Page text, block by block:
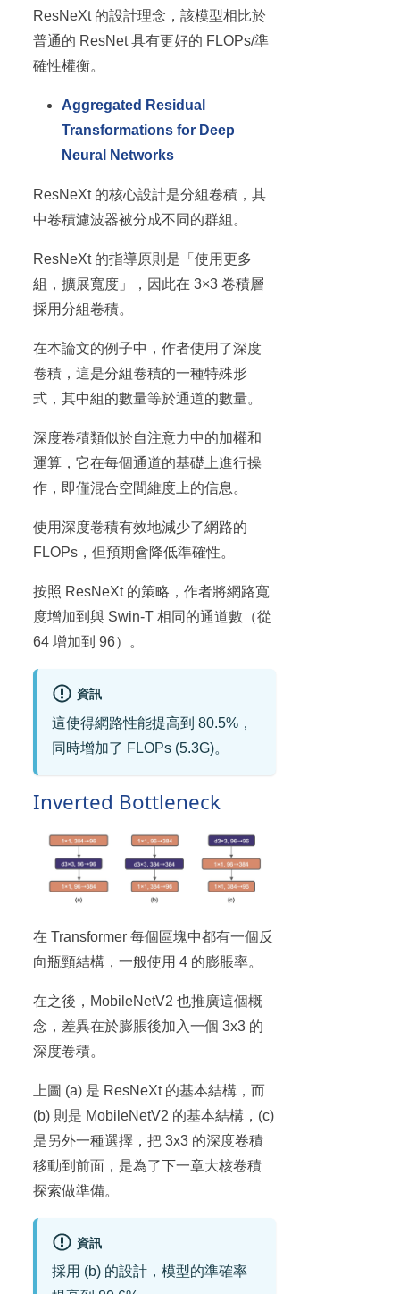
ResNeXt 的設計理念，該模型相比於
普通的 ResNet 具有更好的 FLOPs/準
確性權衡。
Aggregated Residual
Transformations for Deep
Neural Networks
ResNeXt 的核心設計是分組卷積，其
中卷積濾波器被分成不同的群組。
ResNeXt 的指導原則是「使用更多
組，擴展寬度」，因此在 3×3 卷積層
採用分組卷積。
在本論文的例子中，作者使用了深度
卷積，這是分組卷積的一種特殊形
式，其中組的數量等於通道的數量。
深度卷積類似於自注意力中的加權和
運算，它在每個通道的基礎上進行操
作，即僅混合空間維度上的信息。
使用深度卷積有效地減少了網路的
FLOPs，但預期會降低準確性。
按照 ResNeXt 的策略，作者將網路寬
度增加到與 Swin-T 相同的通道數（從
64 增加到 96）。
資訊
這使得網路性能提高到 80.5%，
同時增加了 FLOPs (5.3G)。
Inverted Bottleneck
在 Transformer 每個區塊中都有一個反
向瓶頸結構，一般使用 4 的膨脹率。
在之後，MobileNetV2 也推廣這個概
念，差異在於膨脹後加入一個 3x3 的
深度卷積。
上圖 (a) 是 ResNeXt 的基本結構，而
(b) 則是 MobileNetV2 的基本結構，(c)
是另外一種選擇，把 3x3 的深度卷積
移動到前面，是為了下一章大核卷積
探索做準備。
資訊
採用 (b) 的設計，模型的準確率